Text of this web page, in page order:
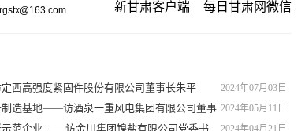
新甘肃客户端 每日甘肃网微信
2024年07月03日
西高强度紧固件股份有限公司董事长朱平
2024年05月11日
制造基地——访酒泉一重风电集团有限公司董事
2024年04月21日
示范企业 ——访金川集团镍盐有限公司党委书